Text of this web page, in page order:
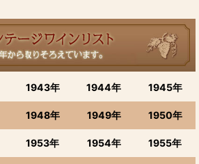
1943年 1944年 1945年
1948年 1949年 1950年
1953年 1954年 1955年